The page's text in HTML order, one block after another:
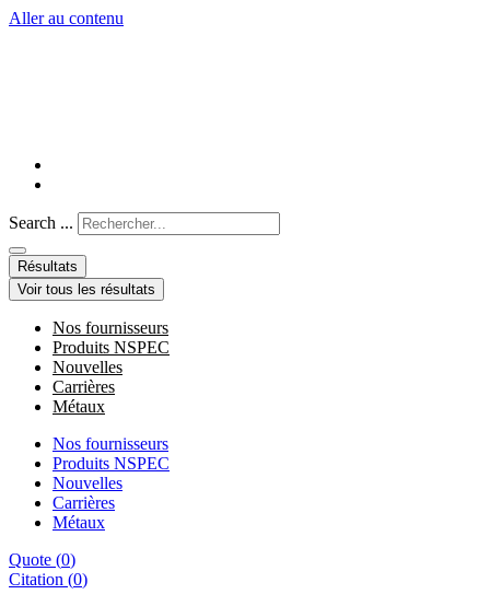
Aller au contenu
Search ...
Résultats
Voir tous les résultats
Nos fournisseurs
Produits NSPEC
Nouvelles
Carrières
Métaux
Nos fournisseurs
Produits NSPEC
Nouvelles
Carrières
Métaux
Quote (0)
Citation (0)